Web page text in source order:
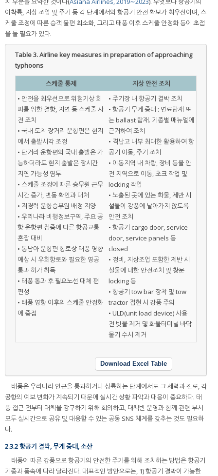
이착륙, 지상 조업 및 주기 등 각 단계에서의 항공기 안전 확보가 최우선이며, 스
케줄 조정에 따른 승객 불편 최소화, 그리고 태풍 이후 스케줄 안정화 등에 초점
을 둘 필요가 있다.
Table 3.Airline key measures in preparation of approaching
typhoons
스케줄 통제
지상 안전 조치
• 안전을 최우선으로 위험기상 회
피를 위한 결항, 지연 등 스케줄 사
전 조치
• 국내 도착 장거리 운항편은 현지
에서 출발시각 조정
• 단거리 운항편의 국내 출발은 가
능하더라도 현지 출발은 장시간
지연 가능성 염두
• 스케줄 조정에 따른 승무원 근무
시간 증가, 변동 확인과 대처
• 저경력 운항승무원 배정 지양
• 우리나라 비행정보구역, 주요 공
항 운항편 집중에 따른 항공교통
혼잡 대비
• 동남아 운항편 항로상 태풍 영향
예상 시 우회항로와 필요한 영공
통과 허가 취득
• 태풍 통과 후 필요노선 대체 편
편성
• 태풍 영향 이후의 스케줄 안정화
에 중점
• 주기장 내 항공기 결박 조치
• 항공기 무게 증대 : 연료탑재 또
는 ballast 탑재. 기종별 매뉴얼에
근거하여 조치
• 격납고 내부 최대한 활용하여 항
공기 이동, 주기 조치
• 이동지역 내 차량, 장비 등을 안
전 지역으로 이동, 초크 작업 및
locking 작업
• 노출된 곳에 있는 화물, 제반 시
설물이 강풍에 날아가지 않도록
안전 조치
• 항공기 cargo door, service
door, service panels 등
closed
• 정비, 지상조업 포함한 제반 시
설물에 대한 안전조치 및 창문
locking 등
• 항공기 tow bar 장착 및 tow
tractor 접현 시 강풍 주의
• ULD(unit load device) 사용
전 빗물 제거 및 화물터미널 바닥
물기 수시 제거
Download Excel Table
태풍은 우리나라 인근을 통과하거나 상륙하는 단계에서도 그 세력과 진로, 각
공항의 예보 변화가 계속되기 때문에 실시간 상황 파악과 대응이 중요하다. 태
풍 접근 전부터 대책을 강구하기 위해 회의하고, 대책반 운영과 함께 관련 부서
모두 실시간으로 공유 및 대응할 수 있는 공동 SNS 체계를 갖추는 것도 필요하
다.
2.3.2 항공기 결박, 무게 증대, 소산
태풍에 따른 강풍으로 항공기의 안전한 주기를 위해 조치하는 방법은 항공기
기종과 풍속에 따라 달라진다. 대표적인 방안으로는, 1) 항공기 결박이 가능한